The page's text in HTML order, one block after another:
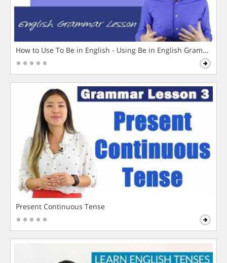
How to Use To Be in English - Using Be in English Grammar
Present Continuous Tense